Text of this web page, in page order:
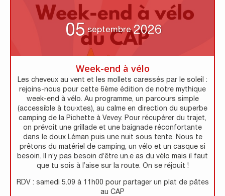
05 septembre 2026
Week-end à vélo
Les cheveux au vent et les mollets caressés par le soleil :
rejoins-nous pour cette 6ème édition de notre mythique
week-end à vélo. Au programme, un parcours simple
(accessible à tou·xtes), au calme en direction du superbe
camping de la Pichette à Vevey. Pour récupérer du trajet,
on prévoit une grillade et une baignade réconfortante
dans le doux Léman puis une nuit sous tente. Nous te
prêtons du matériel de camping, un vélo et un casque si
besoin. Il n’y pas besoin d’être un.e as du vélo mais il faut
que tu sois à l’aise sur la route. On se réjouit !
RDV : samedi 5.09 à 11h00 pour partager un plat de pâtes
au CAP